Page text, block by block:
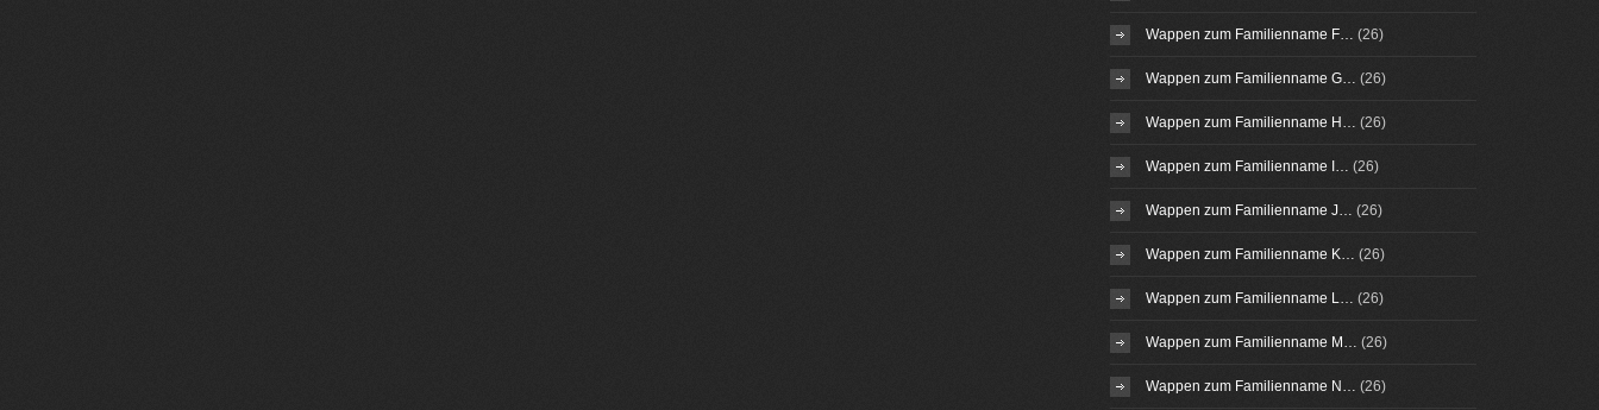
Wappen zum Familienname F… (26)
Wappen zum Familienname G… (26)
Wappen zum Familienname H… (26)
Wappen zum Familienname I… (26)
Wappen zum Familienname J… (26)
Wappen zum Familienname K… (26)
Wappen zum Familienname L… (26)
Wappen zum Familienname M… (26)
Wappen zum Familienname N… (26)